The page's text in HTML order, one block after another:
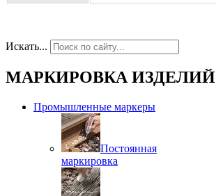
Искать...
МАРКИРОВКА ИЗДЕЛИЙ
Промышленные маркеры
Постоянная
маркировка